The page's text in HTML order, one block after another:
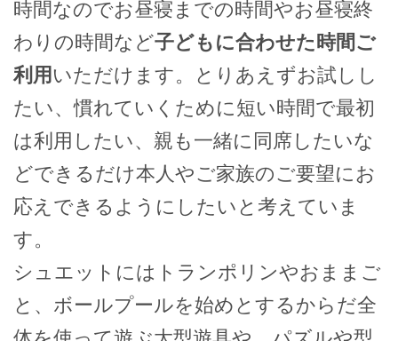
時間なのでお昼寝までの時間やお昼寝終
わりの時間など子どもに合わせた時間ご
利用 いただけます。とりあえずお試しし
たい、慣れていくために短い時間で最初
は利用したい、親も一緒に同席したいな
どできるだけ本人やご家族のご要望にお
応えできるようにしたいと考えていま
す。
シュエットにはトランポリンやおままご
と、ボールプールを始めとするからだ全